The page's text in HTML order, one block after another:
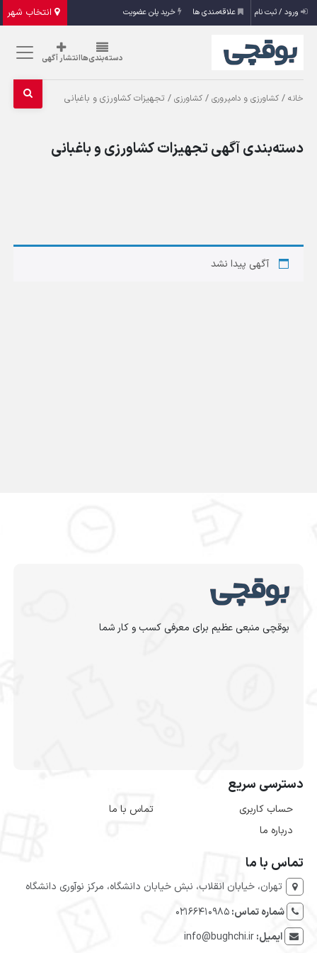
انتخاب شهر ورود / ثبت نام علاقه‌مندی ها خرید پلن عضویت
دسته‌بندی‌هاانتشار آگهی
خانه /کشاورزی و دامپروری /کشاورزی / تجهیزات کشاورزی و باغبانی
دسته‌بندی آگهی تجهیزات کشاورزی و باغبانی
آگهی پیدا نشد
بوقچی منبعی عظیم برای معرفی کسب و کار شما
دسترسی سریع
حساب کاربری
درباره ما
تماس با ما
تماس با ما
تهران، خیابان انقلاب، نبش خیابان دانشگاه، مرکز نوآوری دانشگاه
شماره تماس:۰۲۱۶۶۴۱۰۹۸۵
ایمیل:info@bughchi.ir